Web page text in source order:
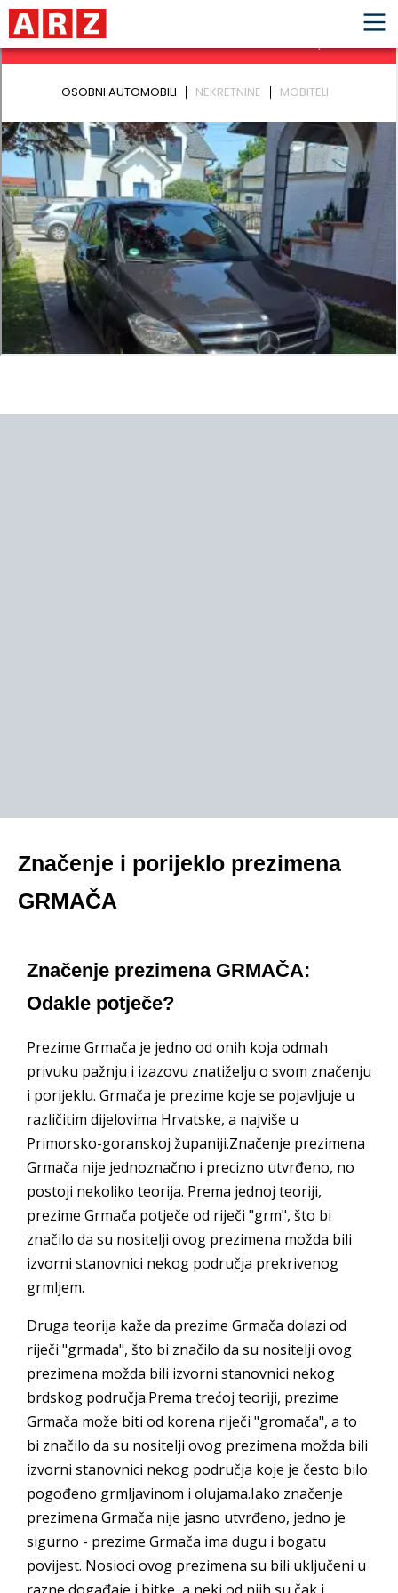
Značenje i porijeklo prezimena
GRMAČA
Značenje prezimena GRMAČA:
Odakle potječe?
Prezime Grmača je jedno od onih koja odmah
privuku pažnju i izazovu znatiželju o svom značenju
i porijeklu. Grmača je prezime koje se pojavljuje u
različitim dijelovima Hrvatske, a najviše u
Primorsko-goranskoj županiji.Značenje prezimena
Grmača nije jednoznačno i precizno utvrđeno, no
postoji nekoliko teorija. Prema jednoj teoriji,
prezime Grmača potječe od riječi "grm", što bi
značilo da su nositelji ovog prezimena možda bili
izvorni stanovnici nekog područja prekrivenog
grmljem.
Druga teorija kaže da prezime Grmača dolazi od
riječi "grmada", što bi značilo da su nositelji ovog
prezimena možda bili izvorni stanovnici nekog
brdskog područja.Prema trećoj teoriji, prezime
Grmača može biti od korena riječi "gromača", a to
bi značilo da su nositelji ovog prezimena možda bili
izvorni stanovnici nekog područja koje je često bilo
pogođeno grmljavinom i olujama.Iako značenje
prezimena Grmača nije jasno utvrđeno, jedno je
sigurno - prezime Grmača ima dugu i bogatu
povijest. Nosioci ovog prezimena su bili uključeni u